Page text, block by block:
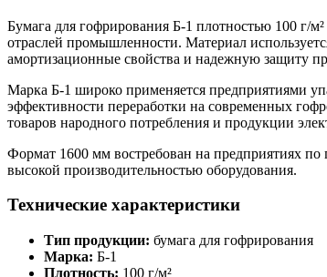
Бумага для гофрирования Б-1 плотностью 100 г/
отраслей промышленности. Материал
амортизационные свойства и надежную защиту
Марка Б-1 широко применяется предприятиями
эффективности переработки на современных
товаров народного потребления и продукции
Формат 1600 мм востребован на предприятиях
высокой производительностью оборудования.
Технические характеристики
Тип продукции: бумага для гофрирования
Марка: Б-1
Плотность: 100 г/м²